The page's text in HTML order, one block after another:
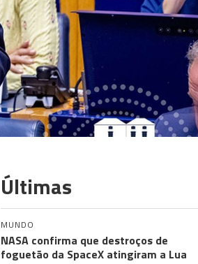
Últimas
MUNDO
NASA confirma que destroços de
foguetão da SpaceX atingiram a Lua